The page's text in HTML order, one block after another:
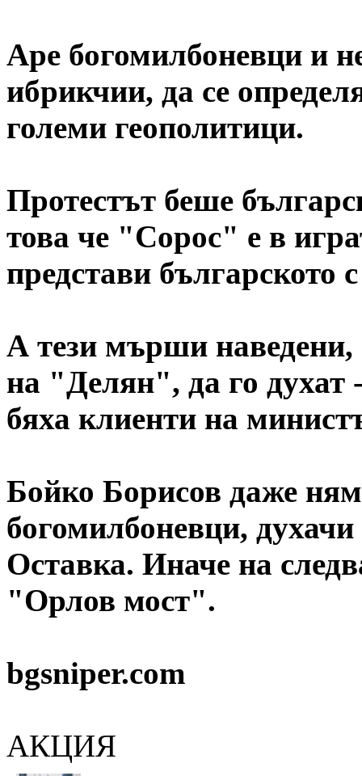
Аре богомилбоневци и
ибрикчии, да се
големи геополитици.
Протестът беше
това че "Сорос" е в
представи българското
А тези мърши наведени,
на "Делян", да го духат
бяха клиенти на
Бойко Борисов даже
богомилбоневци,
Оставка. Иначе на
"Орлов мост".
bgsniper.com
АКЦИЯ